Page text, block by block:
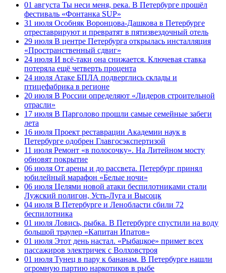
01 августа Ты неси меня, река. В Петербурге прошёл
фестиваль «Фонтанка SUP»
31 июля Особняк Воронцова-Дашкова в Петербурге
отреставрируют и превратят в пятизвездочный отель
29 июля В центре Петербурга открылась инсталляция
«Пространственный сдвиг»
24 июля И всё-таки она снижается. Ключевая ставка
потеряла ещё четверть процента
24 июля Атаке БПЛА подверглись склады и
птицефабрика в регионе
20 июля В России определяют «Лидеров строительной
отрасли»
17 июля В Парголово прошли самые семейные забеги
лета
16 июля Проект реставрации Академии наук в
Петербурге одобрен Главгосэкспертизой
11 июля Ремонт «в полосочку». На Литейном мосту
обновят покрытие
06 июля От арены и до рассвета. Петербург принял
юбилейный марафон «Белые ночи»
06 июля Целями новой атаки беспилотниками стали
Лужский полигон, Усть-Луга и Высоцк
04 июля В Петербурге и Ленобласти сбили 72
беспилотника
01 июля Ловись, рыбка. В Петербурге спустили на воду
большой траулер «Капитан Ипатов»
01 июля Этот день настал. «Рыбацкое» примет всех
пассажиров электричек с Волховстроя
01 июля Тунец в пару к бананам. В Петербурге нашли
огромную партию наркотиков в рыбе